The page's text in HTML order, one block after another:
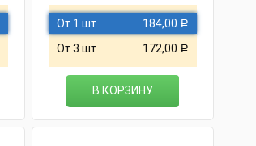
От 1 шт 184,00 Р
От 3 шт 172,00 Р
В КОРЗИНУ